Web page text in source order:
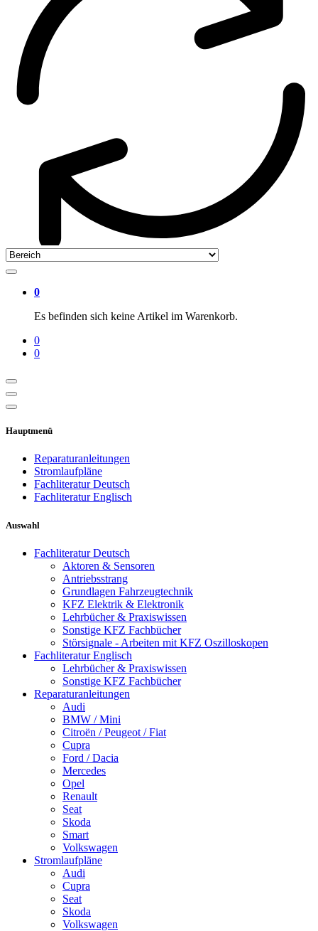
0
Es befinden sich keine Artikel im Warenkorb.
0
0
Hauptmenü
Reparaturanleitungen
Stromlaufpläne
Fachliteratur Deutsch
Fachliteratur Englisch
Auswahl
Fachliteratur Deutsch
Aktoren & Sensoren
Antriebsstrang
Grundlagen Fahrzeugtechnik
KFZ Elektrik & Elektronik
Lehrbücher & Praxiswissen
Sonstige KFZ Fachbücher
Störsignale - Arbeiten mit KFZ Oszilloskopen
Fachliteratur Englisch
Lehrbücher & Praxiswissen
Sonstige KFZ Fachbücher
Reparaturanleitungen
Audi
BMW / Mini
Citroën / Peugeot / Fiat
Cupra
Ford / Dacia
Mercedes
Opel
Renault
Seat
Skoda
Smart
Volkswagen
Stromlaufpläne
Audi
Cupra
Seat
Skoda
Volkswagen